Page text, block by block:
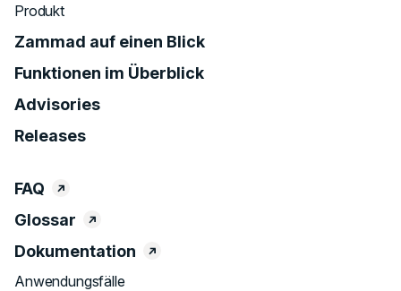
Produkt
Zammad auf einen Blick
Funktionen im Überblick
Advisories
Releases
FAQ
Glossar
Dokumentation
Anwendungsfälle